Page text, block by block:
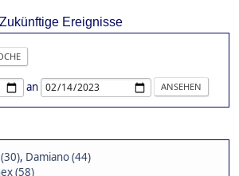
Zukünftige Ereignisse
an
, Damiano (44)
(58)